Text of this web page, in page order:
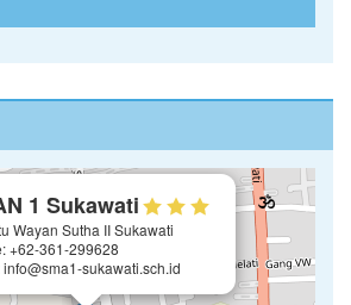
1 Sukawati
Wayan Sutha II Sukawati
+62-361-299628
info@sma1-sukawati.sch.id